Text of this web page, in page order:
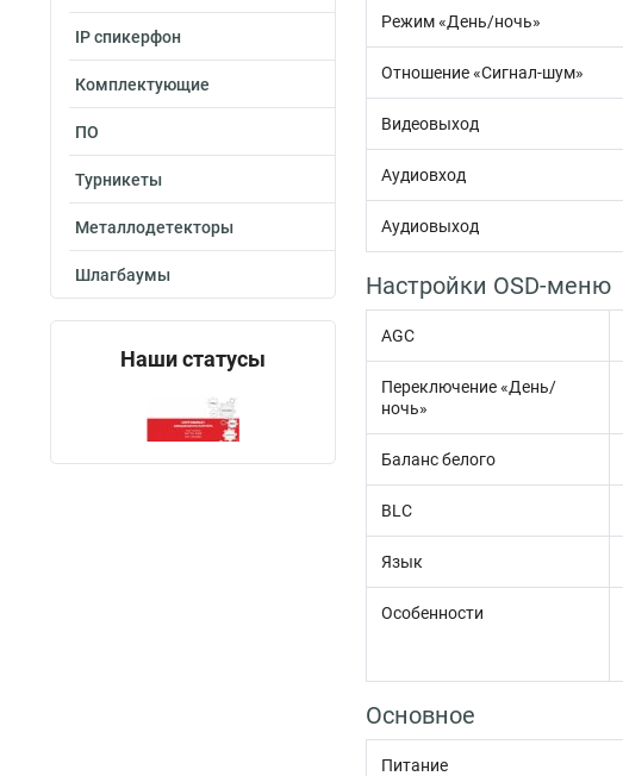
IP спикерфон
Комплектующие
ПО
Турникеты
Металлодетекторы
Шлагбаумы
Наши статусы
Режим «День/ночь»
Отношение «Сигнал-шум»
Видеовыход
Аудиовход
Аудиовыход
Настройки OSD-меню
AGC
Переключение «День/
ночь»
Баланс белого
BLC
Язык
Особенности
Основное
Питание